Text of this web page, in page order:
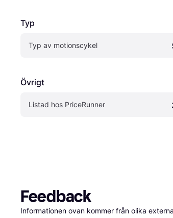
Typ
Typ av motionscykel
Övrigt
Listad hos PriceRunner
Feedback
Informationen ovan kommer från olika